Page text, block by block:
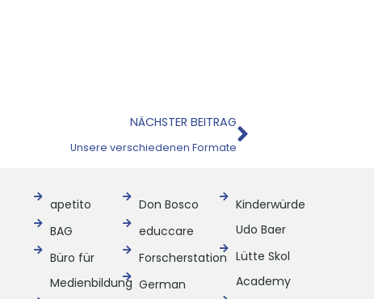
NÄCHSTER BEITRAG
Unsere verschiedenen Formate
Nächster
apetito
BAG
Büro für
Medienbildung
Don Bosco
educcare
Forscherstation
German
Kinderwürde
Udo Baer
Lütte Skol
Academy